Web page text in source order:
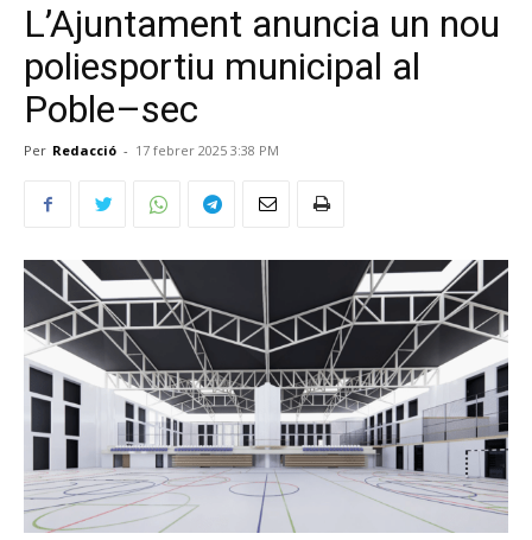
L’Ajuntament anuncia un nou
poliesportiu municipal al
Poble–sec
Per Redacció - 17 febrer 2025 3:38 PM